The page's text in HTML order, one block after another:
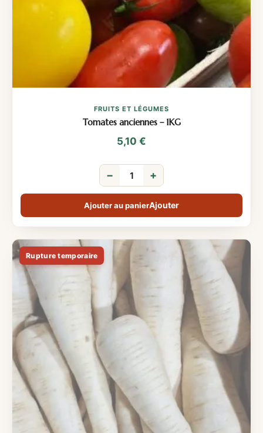
FRUITS ET LÉGUMES
Tomates anciennes – 1KG
5,10 €
− +
Ajouter au panier